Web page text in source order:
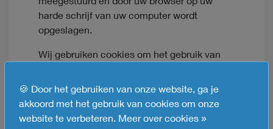
🍪 Door het gebruiken van onze website, ga je
akkoord met het gebruik van cookies om onze
website te verbeteren. Meer over cookies »
harde schrijf van uw computer wordt
opgeslagen.
Wij gebruiken cookies om het gebruik van
instellingen en voorkeuren te onthouden. U
kunt deze cookies, of een deel ervan,
uitzetten via uw browser, maar dit kan het